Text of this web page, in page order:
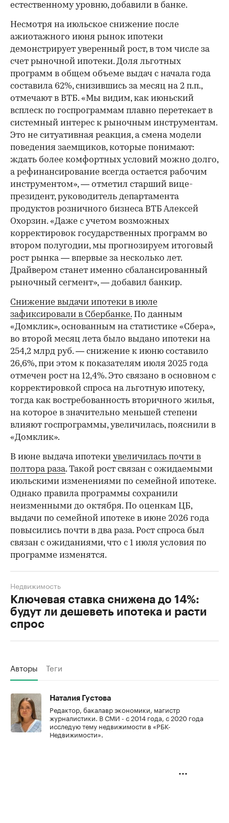
естественному уровню, добавили в банке.
Несмотря на июльское снижение после
ажиотажного июня рынок ипотеки
демонстрирует уверенный рост, в том числе за
счет рыночной ипотеки. Доля льготных
программ в общем объеме выдач с начала года
составила 62%, снизившись за месяц на 2 п.п.,
отмечают в ВТБ. «Мы видим, как июньский
всплеск по госпрограммам плавно перетекает в
системный интерес к рыночным инструментам.
Это не ситуативная реакция, а смена модели
поведения заемщиков, которые понимают:
ждать более комфортных условий можно долго,
а рефинансирование всегда остается рабочим
инструментом», — отметил старший вице-
президент, руководитель департамента
продуктов розничного бизнеса ВТБ Алексей
Охорзин. «Даже с учетом возможных
корректировок государственных программ во
втором полугодии, мы прогнозируем итоговый
рост рынка — впервые за несколько лет.
Драйвером станет именно сбалансированный
рыночный сегмент», — добавил банкир.
Снижение выдачи ипотеки в июле
зафиксировали в Сбербанке. По данным
«Домклик», основанным на статистике «Сбера»,
во второй месяц лета было выдано ипотеки на
254,2 млрд руб. — снижение к июню составило
26,6%, при этом к показателям июля 2025 года
отмечен рост на 12,4%. Это связано в основном с
корректировкой спроса на льготную ипотеку,
тогда как востребованность вторичного жилья,
на которое в значительно меньшей степени
влияют госпрограммы, увеличилась, пояснили в
«Домклик».
В июне выдача ипотеки увеличилась почти в
полтора раза. Такой рост связан с ожидаемыми
июльскими изменениями по семейной ипотеке.
Однако правила программы сохранили
неизменными до октября. По оценкам ЦБ,
выдачи по семейной ипотеке в июне 2026 года
повысились почти в два раза. Рост спроса был
связан с ожиданиями, что с 1 июля условия по
программе изменятся.
Ключевая ставка снижена до 14%:
будут ли дешеветь ипотека и расти
спрос
Недвижимость
Авторы Теги
Наталия Густова
Редактор, бакалавр экономики, магистр
журналистики. В СМИ - с 2014 года, с 2020 года
исследую тему недвижимости в «РБК-
Недвижимости».